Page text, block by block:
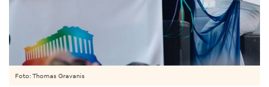
Foto: Thomas Gravanis